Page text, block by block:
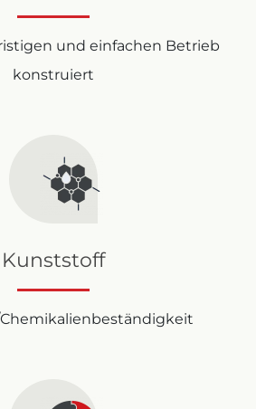
und einfachen Betrieb
konstruiert
Kunststoff